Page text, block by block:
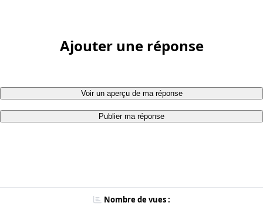
Ajouter une réponse
Voir un aperçu de ma réponse
Publier ma réponse
Nombre de vues :